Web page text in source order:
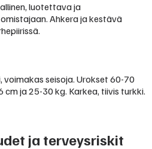
luotettava ja
Ahkera ja kestävä
voimakas seisoja. Urokset 60-70
ja 25-30 kg. Karkea, tiivis turkki.
ja terveysriskit